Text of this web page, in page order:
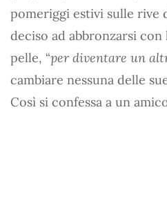
pomeriggi estivi sulle rive
deciso ad abbronzarsi con
pelle, “per diventare un
cambiare nessuna delle
Così si confessa a un